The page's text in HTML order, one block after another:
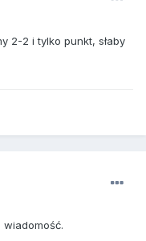
2-2 i tylko punkt, słaby
wiadomość.